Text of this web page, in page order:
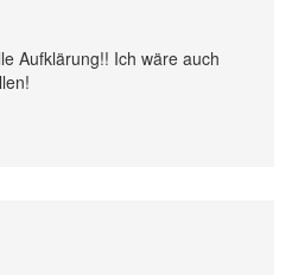
Aufklärung!! Ich wäre auch